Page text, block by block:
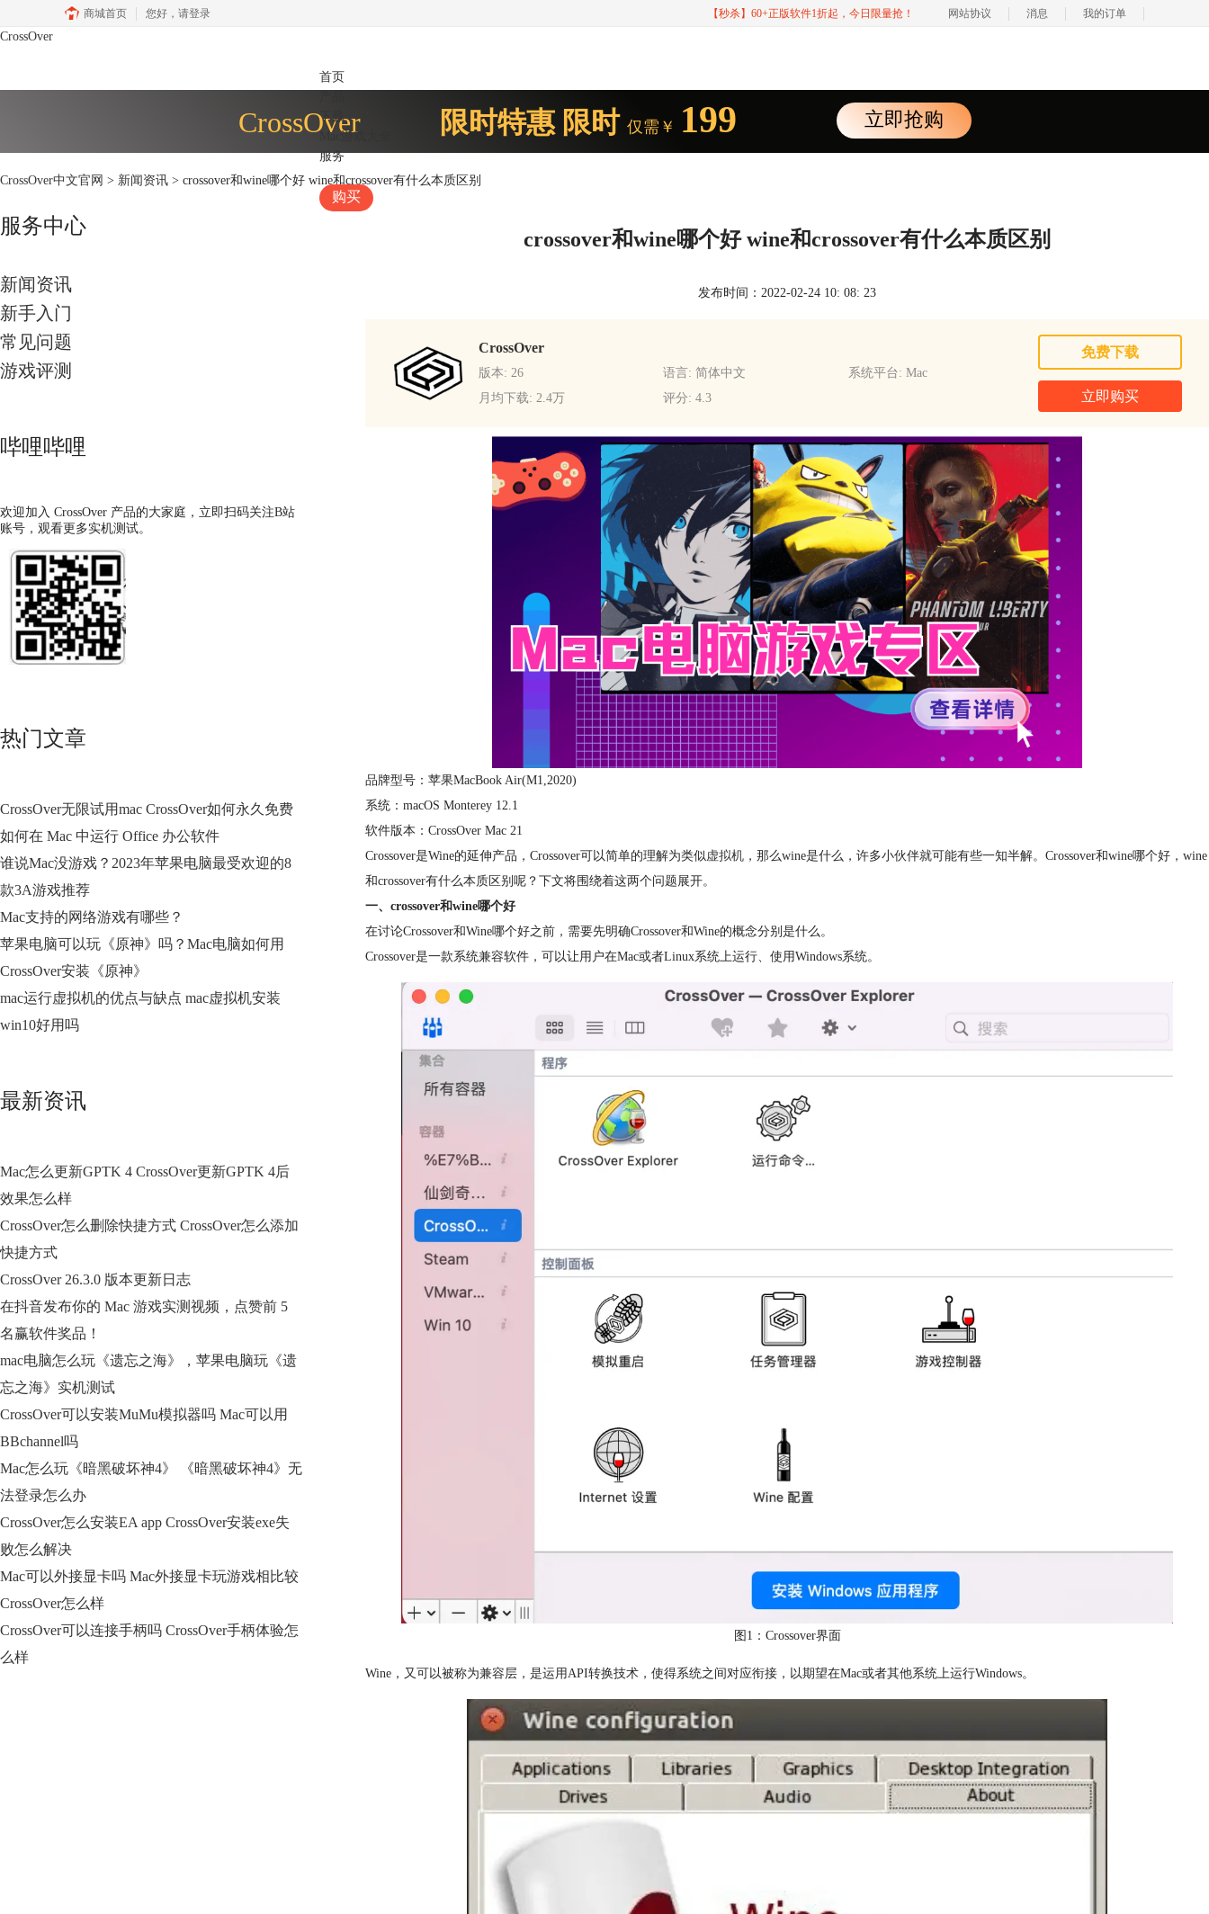
商城首页 您好， 请登录 【秒杀】60+正版软件1折起，今日限量抢！ 网站协议 消息 我的订单
CrossOver
首页
下载
Mac游戏大全
服务
购买
CrossOver 限时特惠 限时 仅需￥ 199 立即抢购
CrossOver中文官网 > 新闻资讯 > crossover和wine哪个好 wine和crossover有什么本质区别
服务中心
新闻资讯
新手入门
常见问题
游戏评测
哔哩哔哩
欢迎加入 CrossOver 产品的大家庭，立即扫码关注B站
账号，观看更多实机测试。
热门文章
CrossOver无限试用mac CrossOver如何永久免费
如何在 Mac 中运行 Office 办公软件
谁说Mac没游戏？2023年苹果电脑最受欢迎的8
款3A游戏推荐
Mac支持的网络游戏有哪些？
苹果电脑可以玩《原神》吗？Mac电脑如何用
CrossOver安装《原神》
mac运行虚拟机的优点与缺点 mac虚拟机安装
win10好用吗
最新资讯
Mac怎么更新GPTK 4 CrossOver更新GPTK 4后
效果怎么样
CrossOver怎么删除快捷方式 CrossOver怎么添加
快捷方式
CrossOver 26.3.0 版本更新日志
在抖音发布你的 Mac 游戏实测视频，点赞前 5
名赢软件奖品！
mac电脑怎么玩《遗忘之海》，苹果电脑玩《遗
忘之海》实机测试
CrossOver可以安装MuMu模拟器吗 Mac可以用
BBchannel吗
Mac怎么玩《暗黑破坏神4》 《暗黑破坏神4》无
法登录怎么办
CrossOver怎么安装EA app CrossOver安装exe失
败怎么解决
Mac可以外接显卡吗 Mac外接显卡玩游戏相比较
CrossOver怎么样
CrossOver可以连接手柄吗 CrossOver手柄体验怎
么样
crossover和wine哪个好 wine和crossover有什么本质区别
发布时间：2022-02-24 10: 08: 23
CrossOver
版本: 26 语言: 简体中文
系统平台: Mac
月均下载: 2.4万
评分: 4.3
免费下载
立即购买
品牌型号：苹果MacBook Air(M1,2020)
系统：macOS Monterey 12.1
软件版本：CrossOver Mac 21
Crossover是Wine的延伸产品，Crossover可以简单的理解为类似虚拟机 ，那么wine是什么，许多小伙伴就可能有些一知半解。Crossover和wine哪个好，wine
和crossover有什么本质区别呢？下文将围绕着这两个问题展开。
一、crossover和wine哪个好
在讨论Crossover和Wine哪个好之前，需要先明确Crossover和Wine的概念分别是什么。
Crossover是一款系统兼容软件，可以让用户在Mac或者Linux系统上运行、使用Windows系统。
图1：Crossover界面
Wine，又可以被称为兼容层，是运用API转换技术，使得系统之间对应衔接，以期望在Mac或者其他系统上运行Windows。